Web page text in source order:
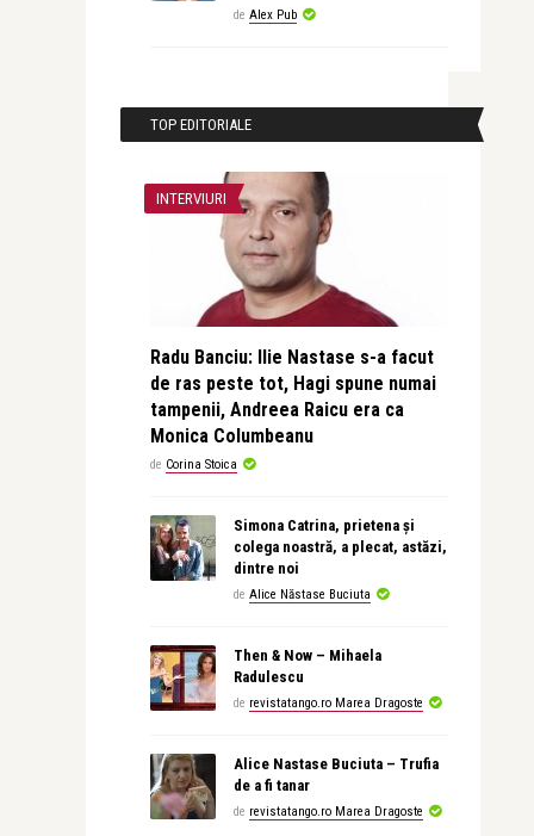
de Alex Pub
TOP EDITORIALE
INTERVIURI
Radu Banciu: Ilie Nastase s-a facut
de ras peste tot, Hagi spune numai
tampenii, Andreea Raicu era ca
Monica Columbeanu
de Corina Stoica
Simona Catrina, prietena și
colega noastră, a plecat, astăzi,
dintre noi
de Alice Năstase Buciuta
Then & Now – Mihaela
Radulescu
de revistatango.ro Marea Dragoste
Alice Nastase Buciuta – Trufia
de a fi tanar
de revistatango.ro Marea Dragoste